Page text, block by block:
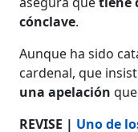
cónclave.
Aunque ha sido
cardenal, que
una apelación
REVISE | Uno de